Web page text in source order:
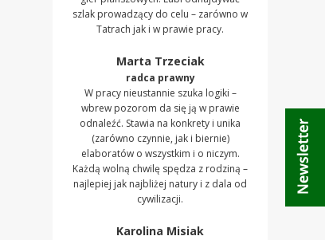
szlak prowadzący do celu – zarówno w
Tatrach jak i w prawie pracy.
Marta Trzeciak
radca prawny
W pracy nieustannie szuka logiki –
wbrew pozorom da się ją w prawie
odnaleźć. Stawia na konkrety i unika
(zarówno czynnie, jak i biernie)
elaboratów o wszystkim i o niczym.
Każdą wolną chwilę spędza z rodziną –
najlepiej jak najbliżej natury i z dala od
cywilizacji.
Karolina Misiak